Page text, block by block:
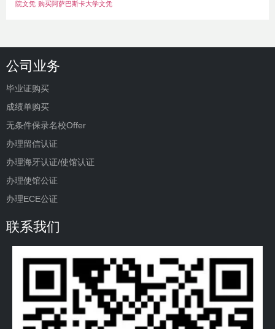
院文凭 购买阿萨巴斯卡大学文凭
公司业务
毕业证购买
成绩单购买
无条件保录名校Offer
办理留信认证
办理海牙认证/使馆认证
办理使馆公证
办理ECE公证
联系我们